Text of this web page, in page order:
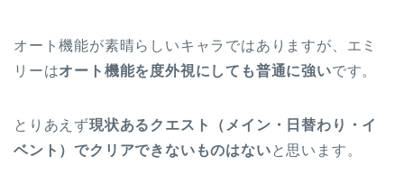
オート機能が素晴らしいキャラではありますが、エミ
リーはオート機能を度外視にしても普通に強いです。
とりあえず現状あるクエスト（メイン・日替わり・イ
ベント）でクリアできないものはない と思います。